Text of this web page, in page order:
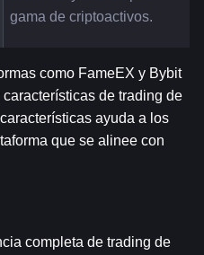
gama de criptoactivos.
como FameEX y Bybit
de trading de
ayuda a los
que se alinee con
completa de trading de